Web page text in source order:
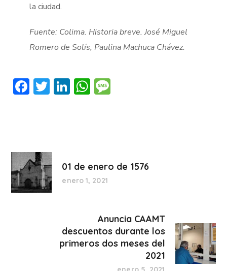
la ciudad.
Fuente: Colima. Historia breve. José Miguel
Romero de Solís, Paulina Machuca Chávez.
Facebook
Twitter
LinkedIn
WhatsApp
01 de enero de 1576
enero 1, 2021
Anuncia CAAMT
descuentos durante los
primeros dos meses del
2021